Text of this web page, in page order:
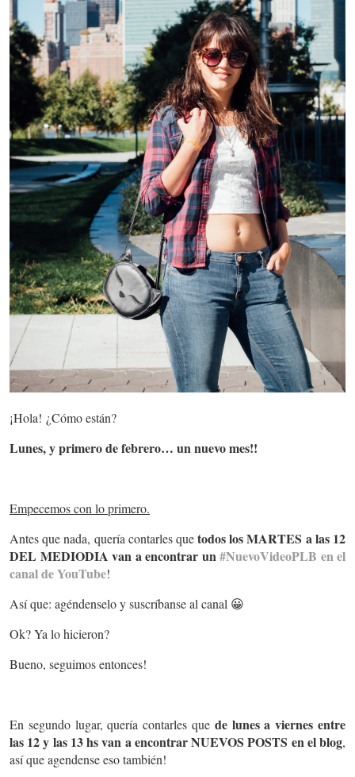
¡Hola! ¿Cómo están?
Lunes, y primero de febrero… un nuevo mes!!
Empecemos con lo primero.
Antes que nada, quería contarles quetodos los MARTES a las 12
DEL MEDIODIA van a encontrar un#NuevoVideoPLB en el
canal de YouTube!
Así que: agéndenselo y suscríbanse al canal 😀
Ok? Ya lo hicieron?
Bueno, seguimos entonces!
En segundo lugar, quería contarles que de lunes a viernes entre
las 12 y las 13 hs van a encontrar NUEVOS POSTS en el blog,
así que agendense eso también!